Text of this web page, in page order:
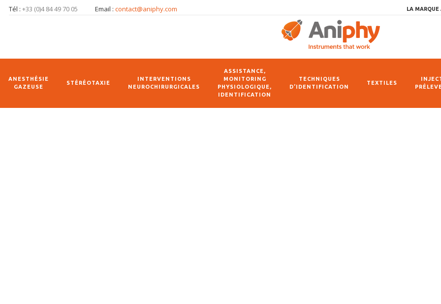
Tél : +33 (0)4 84 49 70 05 Email : contact@aniphy.com LA MARQUE
ANESTHÉSIE
GAZEUSE
STÉRÉOTAXIE
INTERVENTIONS
NEUROCHIRURGICALES
ASSISTANCE,
MONITORING
PHYSIOLOGIQUE,
IDENTIFICATION
TECHNIQUES
D’IDENTIFICATION
TEXTILES